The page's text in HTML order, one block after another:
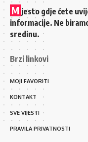
M jesto gdje ćete
informacije. Ne
sredinu.
Brzi linkovi
MOJI FAVORITI
KONTAKT
SVE VIJESTI
PRAVILA PRIVATNOSTI